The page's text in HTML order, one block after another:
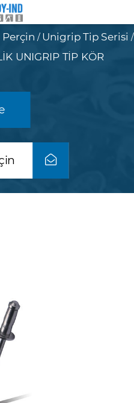
Perçin / Unigrip Tip Serisi /
UNIGRIP TİP KÖR